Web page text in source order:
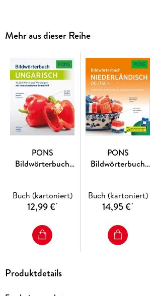
Leicht gefunden:Imzweisprachigen
Hause, im Urlaub oder auf Reisen.
Mit Scan2Learn-App zur richtigen
englischen und deutschen Wörter
Smartphone oder Tablet.
Praktisch für Urlaub und Reisenoder
Nachschlagen.
Mehr aus dieser Reihe
PONS
Bildwörterbuch
Buch (kartoniert)
12,99 €*
PONS
Bildwörterbuch
Buch (kartoniert)
14,95 €*
Produktdetails